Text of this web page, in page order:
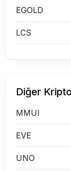
EGOLD
LCS
Diğer
MMUI
EVE
UNO